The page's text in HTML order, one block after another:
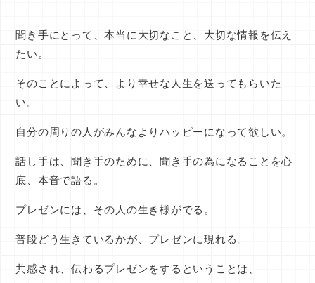
聞き手にとって、本当に大切なこと、大切な情報を伝え
たい。
そのことによって、より幸せな人生を送ってもらいた
い。
自分の周りの人がみんなよりハッピーになって欲しい。
話し手は、聞き手のために、聞き手の為になることを心
底、本音で語る。
プレゼンには、その人の生き様がでる。
普段どう生きているかが、プレゼンに現れる。
共感され、伝わるプレゼンをするということは、